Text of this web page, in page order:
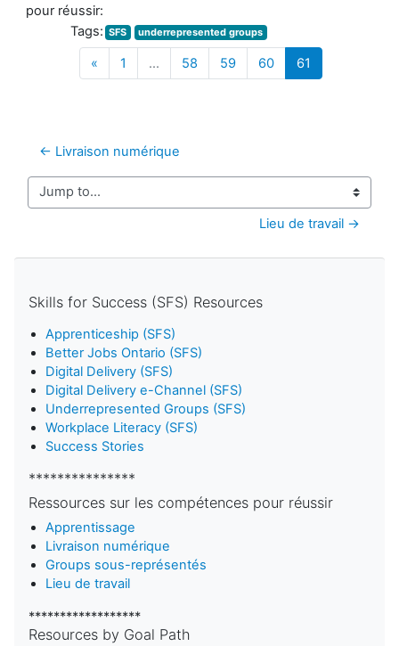
pour réussir:
Tags: SFS underrepresented groups
« Previous
1 … 58 59 60 61
← Livraison numérique
Jump to...
Lieu de travail →
Skills for Success (SFS) Resources
Apprenticeship (SFS)
Better Jobs Ontario (SFS)
Digital Delivery (SFS)
Digital Delivery e-Channel (SFS)
Underrepresented Groups (SFS)
Workplace Literacy (SFS)
Success Stories
***************
Ressources sur les compétences pour réussir
Apprentissage
Livraison numérique
Groups sous-représentés
Lieu de travail
******************
Resources by Goal Path